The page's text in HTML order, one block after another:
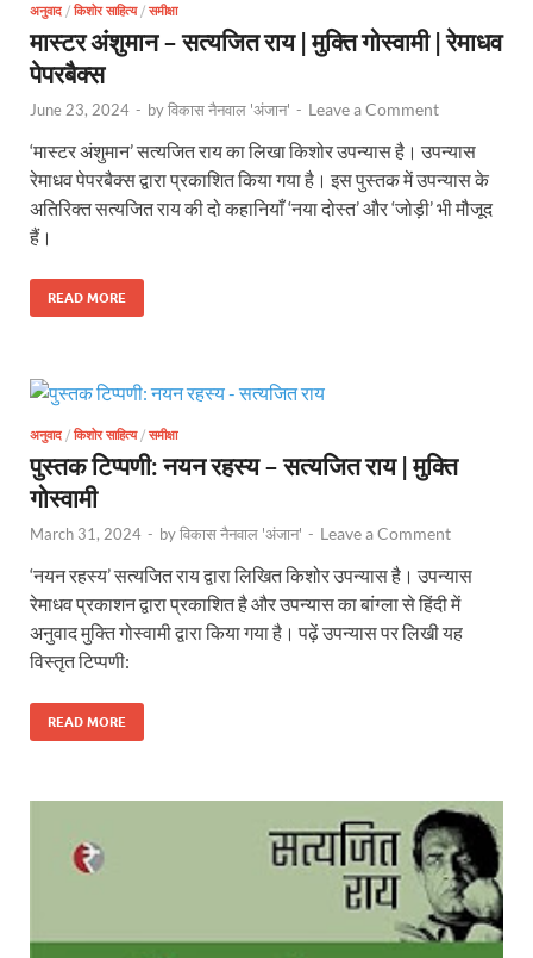
अनुवाद / किशोर साहित्य/ समीक्षा
मास्टर अंशुमान – सत्यजित राय | मुक्ति गोस्वामी | रेमाधव
पेपरबैक्स
June 23, 2024 - byविकास नैनवाल 'अंजान' - Leave a Comment
‘मास्टर अंशुमान’ सत्यजित राय का लिखा किशोर उपन्यास है। उपन्यास
रेमाधव पेपरबैक्स द्वारा प्रकाशित किया गया है। इस पुस्तक में उपन्यास के
अतिरिक्त सत्यजित राय की दो कहानियाँ ‘नया दोस्त’ और ‘जोड़ी’ भी मौजूद
हैं।
READ MORE
अनुवाद / किशोर साहित्य/ समीक्षा
पुस्तक टिप्पणी: नयन रहस्य – सत्यजित राय | मुक्ति
गोस्वामी
March 31, 2024 - byविकास नैनवाल 'अंजान' - Leave a Comment
‘नयन रहस्य’ सत्यजित राय द्वारा लिखित किशोर उपन्यास है। उपन्यास
रेमाधव प्रकाशन द्वारा प्रकाशित है और उपन्यास का बांग्ला से हिंदी में
अनुवाद मुक्ति गोस्वामी द्वारा किया गया है। पढ़ें उपन्यास पर लिखी यह
विस्तृत टिप्पणी:
READ MORE